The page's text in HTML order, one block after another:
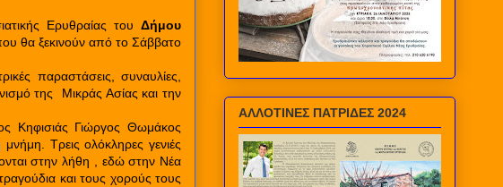
Ερυθραίας του Δήμου
θα ξεκινούν από το Σάββατο
παραστάσεις, συναυλίες,
της
Μικράς Ασίας και την
Κηφισιάς Γιώργος Θωμάκος
Τρεις ολόκληρες γενιές
στην λήθη , εδώ στην Νέα
και τους χορούς τους
ΑΛΛΟΤΙΝΕΣ ΠΑΤΡΙΔΕΣ 2024